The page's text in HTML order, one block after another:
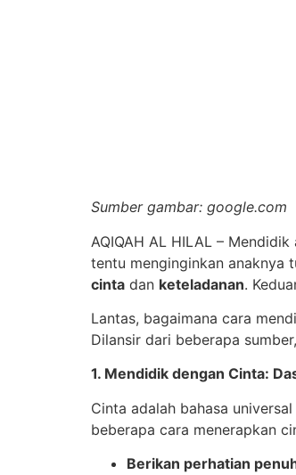
Sumber gambar: google.com
AQIQAH AL HILAL –
tentu menginginkan anaknya
cinta dan keteladanan.
Lantas, bagaimana cara
Dilansir dari beberapa
1. Mendidik dengan Cinta:
Cinta adalah bahasa
beberapa cara menerapkan
Berikan perhatian